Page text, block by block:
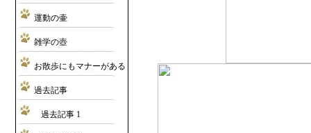
運動の壷
雑学の壺
お散歩にもマナーがある
過去記事
過去記事 1